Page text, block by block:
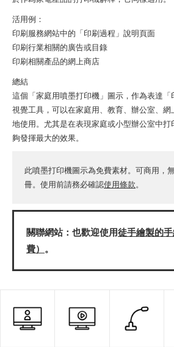
活用例：
印刷服務網站中的「印刷過程」說明頁面
印刷行業相關的廣告或目錄
印刷相關產品的網上商店
總結
這個「家庭用噴墨打印機」圖示，作為表達「
視覺工具，可以在家庭用、教育、辦公室、網
地使用。尤其是在表現家庭或小型辦公室中
夠發揮最大的效果。
此噴墨打印機圖示為免費素材。可商用，
冊。使用前請務必確認使用條款。
關聯網站：也歡迎使用徒手繪製的
費） 。